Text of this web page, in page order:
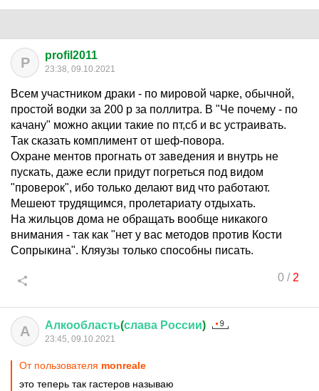
P profil2011
23:38, 09.10.2021
Всем участником драки - по мировой чарке, обычной,
простой водки за 200 р за поллитра. В "Че почему - по
качану" можно акции такие по пт,сб и вс устраивать.
Так сказать комплимент от шеф-повора.
Охране ментов прогнать от заведения и внутрь не
пускать, даже если придут погреться под видом
"проверок", ибо только делают вид что работают.
Мешеют трудящимся, пролетариату отдыхать.
На жильцов дома не обращать вообще никакого
внимания - так как "нет у вас методов против Кости
Сопрыкина". Кляузы только способны писать.
0/ 2
А Алкообласть(слава России)
23:45, 09.10.2021
От пользователя monreale
это теперь так гастеров называю